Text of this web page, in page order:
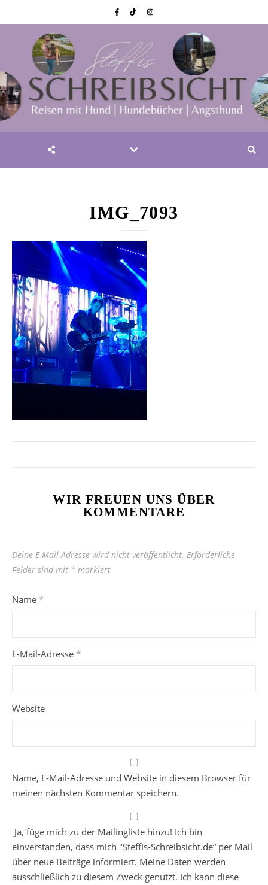
IMG_7093
WIR FREUEN UNS ÜBER
KOMMENTARE
Deine E-Mail-Adresse wird nicht veröffentlicht. Erforderliche
Felder sind mit * markiert
Name *
E-Mail-Adresse *
Website
Name, E-Mail-Adresse und Website in diesem Browser für
meinen nächsten Kommentar speichern.
Ja, füge mich zu der Mailingliste hinzu! Ich bin
einverstanden, dass mich "Steffis-Schreibsicht.de“ per Mail
über neue Beiträge informiert. Meine Daten werden
ausschließlich zu diesem Zweck genutzt. Ich kann diese